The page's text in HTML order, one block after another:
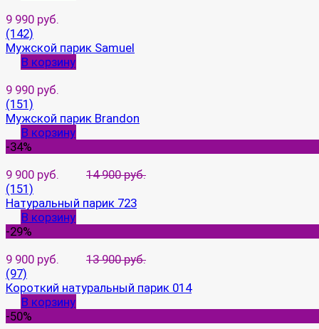
9 990 руб.
(142)
Мужской парик Samuel
В корзину
9 990 руб.
(151)
Мужской парик Brandon
В корзину
-34%
9 900 руб.
14 900 руб.
(151)
Натуральный парик 723
В корзину
-29%
9 900 руб.
13 900 руб.
(97)
Короткий натуральный парик 014
В корзину
-50%